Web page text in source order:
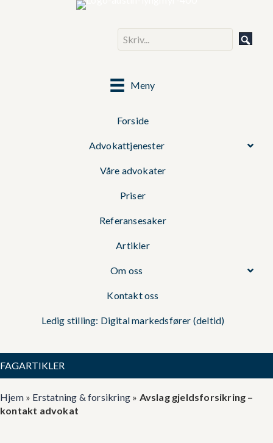
Meny
Forside
Advokattjenester
Våre advokater
Priser
Referansesaker
Artikler
Om oss
Kontakt oss
Ledig stilling: Digital markedsfører (deltid)
FAGARTIKLER
Hjem» Erstatning & forsikring » Avslag gjeldsforsikring –
kontakt advokat